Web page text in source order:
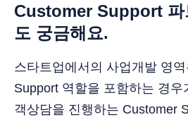
Customer Support 파
도 궁금해요.
스타트업에서의 사업개발 영
Support 역할을 포함하는 경우
객상담을 진행하는 Customer